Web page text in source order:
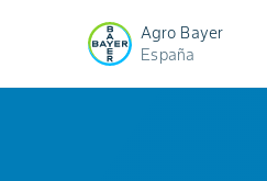
Agro Bayer
España